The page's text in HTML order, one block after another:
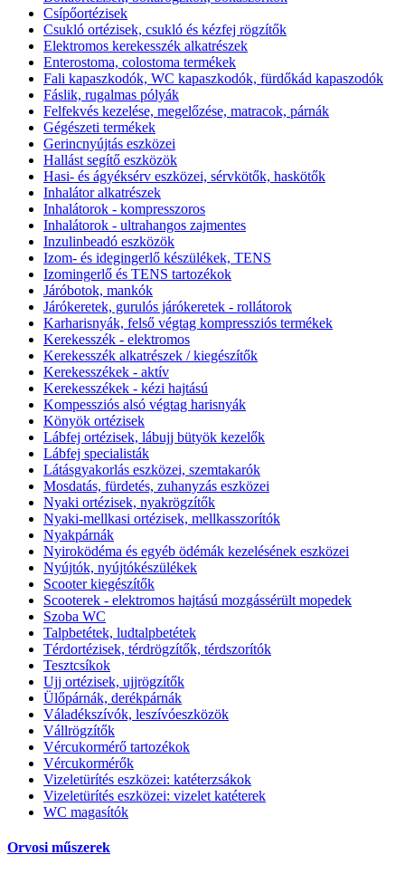
Csípőortézisek
Csukló ortézisek, csukló és kézfej rögzítők
Elektromos kerekesszék alkatrészek
Enterostoma, colostoma termékek
Fali kapaszkodók, WC kapaszkodók, fürdőkád kapaszodók
Fáslik, rugalmas pólyák
Felfekvés kezelése, megelőzése, matracok, párnák
Gégészeti termékek
Gerincnyújtás eszközei
Hallást segítő eszközök
Hasi- és ágyéksérv eszközei, sérvkötők, haskötők
Inhalátor alkatrészek
Inhalátorok - kompresszoros
Inhalátorok - ultrahangos zajmentes
Inzulinbeadó eszközök
Izom- és idegingerlő készülékek, TENS
Izomingerlő és TENS tartozékok
Járóbotok, mankók
Járókeretek, gurulós járókeretek - rollátorok
Karharisnyák, felső végtag kompressziós termékek
Kerekesszék - elektromos
Kerekesszék alkatrészek / kiegészítők
Kerekesszékek - aktív
Kerekesszékek - kézi hajtású
Kompessziós alsó végtag harisnyák
Könyök ortézisek
Lábfej ortézisek, lábujj bütyök kezelők
Lábfej specialisták
Látásgyakorlás eszközei, szemtakarók
Mosdatás, fürdetés, zuhanyzás eszközei
Nyaki ortézisek, nyakrögzítők
Nyaki-mellkasi ortézisek, mellkasszorítók
Nyakpárnák
Nyiroködéma és egyéb ödémák kezelésének eszközei
Nyújtók, nyújtókészülékek
Scooter kiegészítők
Scooterek - elektromos hajtású mozgássérült mopedek
Szoba WC
Talpbetétek, ludtalpbetétek
Térdortézisek, térdrögzítők, térdszorítók
Tesztcsíkok
Ujj ortézisek, ujjrögzítők
Ülőpárnák, derékpárnák
Váladékszívók, leszívóeszközök
Vállrögzítők
Vércukormérő tartozékok
Vércukormérők
Vizeletürítés eszközei: katéterzsákok
Vizeletürítés eszközei: vizelet katéterek
WC magasítók
Orvosi műszerek